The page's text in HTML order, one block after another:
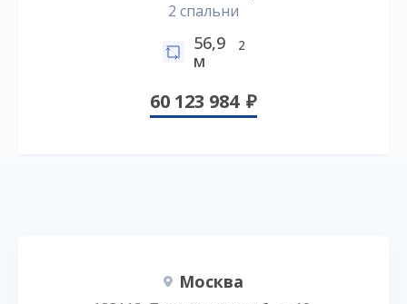
2 спальни
56,9
м
2
60 123 984
Москва